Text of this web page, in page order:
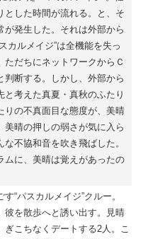
とした時間が流れる。と、そ
発生した。それは外部から
ルメイジ”は全機能を失っ
だちにネットワークからＣ
判断する。しかし、外部から
考えた真夏・真秋のふたり
りの不真面目な態度が、美晴
美晴の押しの弱さが気に入ら
不協和音を吹き飛ばした。
ムに、美晴は覚えがあったの
“パスカルメイジ”クルー。
彼を散歩へと誘い出す。見晴
ぎこちなくデートする2人。こ